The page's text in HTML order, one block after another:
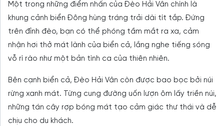
Một trong những điểm nhấn của Đèo Hải Vân chính là
khung cảnh biển Đông hùng tráng trải dài tít tắp. Đứng
trên đỉnh đèo, bạn có thể phóng tầm mắt ra xa, cảm
nhận hơi thở mát lành của biển cả, lắng nghe tiếng sóng
vỗ rì rào như một bản tình ca của thiên nhiên.
Bên cạnh biển cả, Đèo Hải Vân còn được bao bọc bởi núi
rừng xanh mát. Từng cung đường uốn lượn ôm lấy triền núi,
những tán cây rợp bóng mát tạo cảm giác thư thái và dễ
chịu cho du khách.